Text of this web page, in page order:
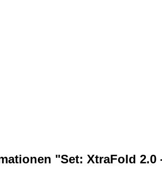
"Set: XtraFold 2.0